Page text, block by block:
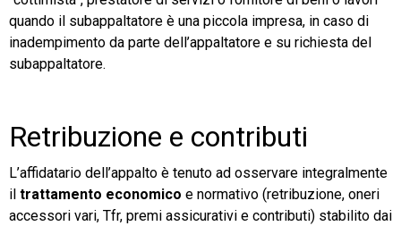
quando il subappaltatore è una piccola impresa, in caso di
inadempimento da parte dell’appaltatore e su richiesta del
subappaltatore.
Retribuzione e contributi
L’affidatario dell’appalto è tenuto ad osservare integralmente
il trattamento economico e normativo (retribuzione, oneri
accessori vari, Tfr, premi assicurativi e contributi) stabilito dai